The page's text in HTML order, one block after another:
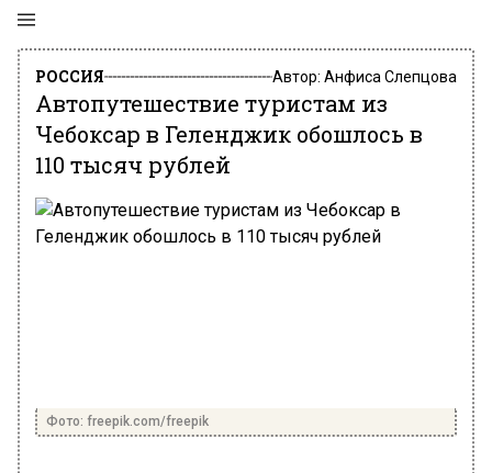
РОССИЯ Автор: Анфиса Слепцова
Автопутешествие туристам из
Чебоксар в Геленджик обошлось в
110 тысяч рублей
Фото: freepik.com/freepik